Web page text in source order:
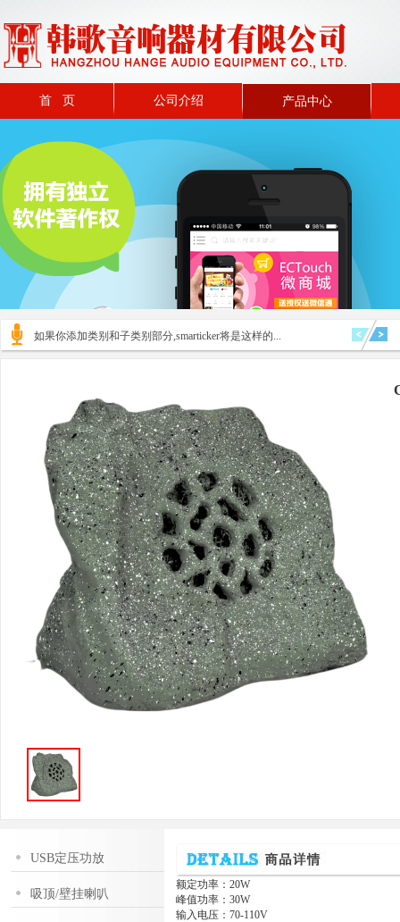
首 页 公司介绍 产品中心
如果你添加类别和子类别部分,smarticker将是这样的...
USB定压功放
吸顶/壁挂喇叭
额定功率：20W
峰值功率：30W
输入电压：70-110V